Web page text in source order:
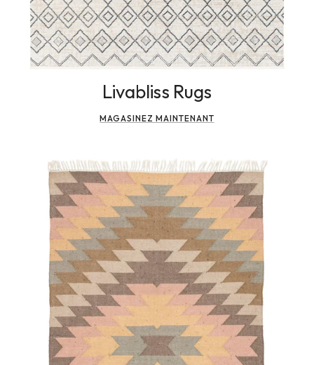
Livabliss Rugs
MAGASINEZ MAINTENANT